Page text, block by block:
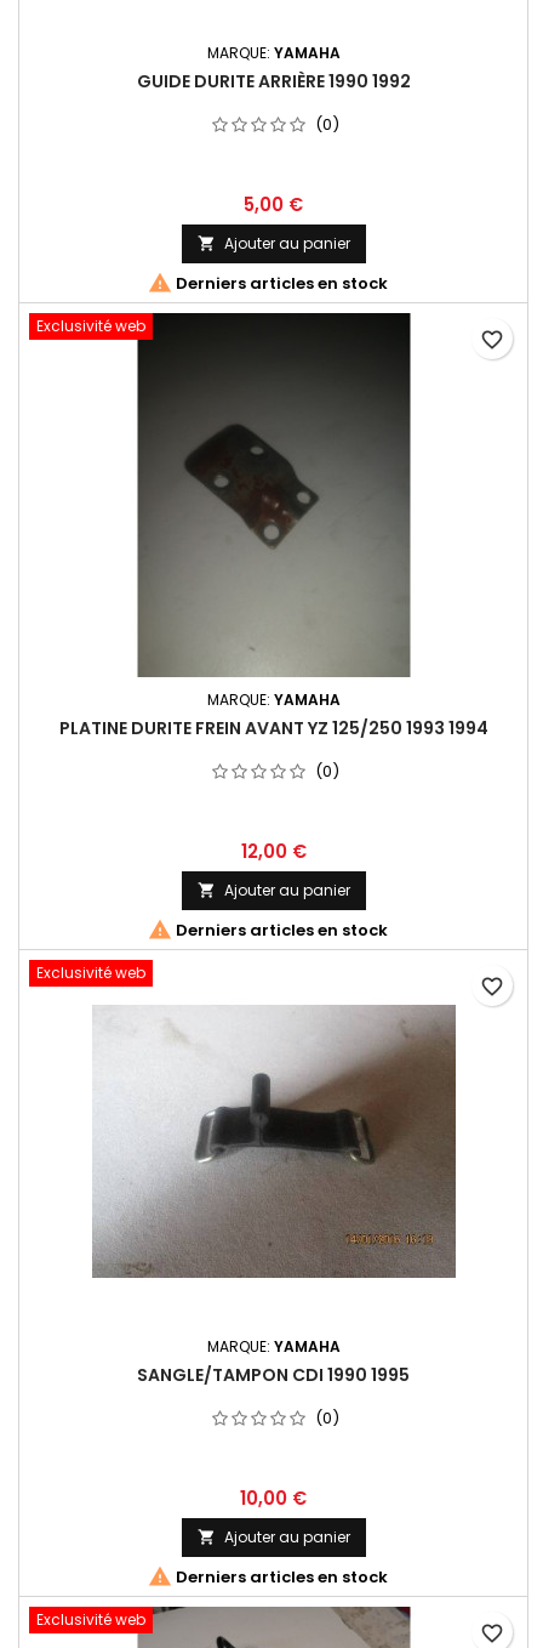
MARQUE: YAMAHA
GUIDE DURITE ARRIÈRE 1990 1992
(0)
5,00 €
 Ajouter au panier
 Derniers articles en stock
Exclusivité web
MARQUE: YAMAHA
PLATINE DURITE FREIN AVANT YZ 125/250 1993 1994
(0)
12,00 €
 Ajouter au panier
 Derniers articles en stock
favorite_border
Exclusivité web
MARQUE: YAMAHA
SANGLE/TAMPON CDI 1990 1995
(0)
10,00 €
 Ajouter au panier
 Derniers articles en stock
favorite_border
Exclusivité web
favorite_border